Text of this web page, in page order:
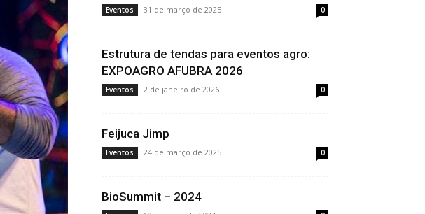
Eventos 31 de março de 2025 0
Estrutura de tendas para eventos agro:
EXPOAGRO AFUBRA 2026
Eventos 2 de janeiro de 2026 0
Feijuca Jimp
Eventos 24 de março de 2025 0
BioSummit – 2024